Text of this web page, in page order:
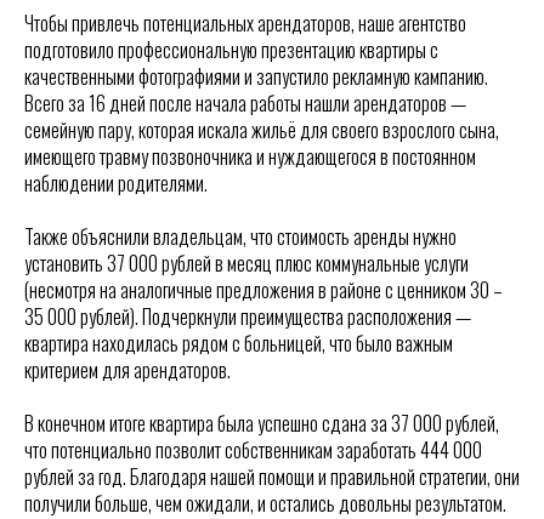
Чтобы привлечь потенциальных арендаторов, наше агентство
подготовило профессиональную презентацию квартиры с
качественными фотографиями и запустило рекламную кампанию.
Всего за 16 дней после начала работы нашли арендаторов —
семейную пару, которая искала жильё для своего взрослого сына,
имеющего травму позвоночника и нуждающегося в постоянном
наблюдении родителями.
Также объяснили владельцам, что стоимость аренды нужно
установить 37 000 рублей в месяц плюс коммунальные услуги
(несмотря на аналогичные предложения в районе с ценником 30 –
35 000 рублей). Подчеркнули преимущества расположения —
квартира находилась рядом с больницей, что было важным
критерием для арендаторов.
В конечном итоге квартира была успешно сдана за 37 000 рублей,
что потенциально позволит собственникам заработать 444 000
рублей за год. Благодаря нашей помощи и правильной стратегии, они
получили больше, чем ожидали, и остались довольны результатом.